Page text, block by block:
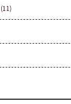
(11)